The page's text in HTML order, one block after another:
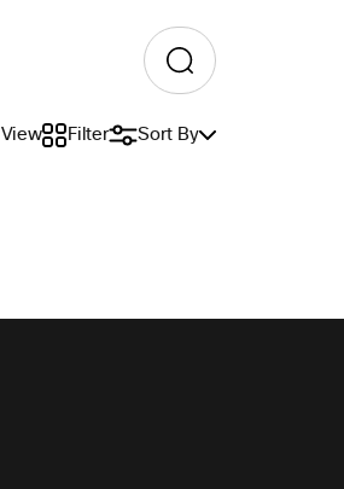
View Filter Sort By